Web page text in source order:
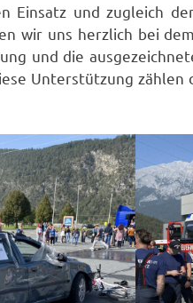
Einsatz und zugleich
wir uns herzlich bei
und die
Unterstützung